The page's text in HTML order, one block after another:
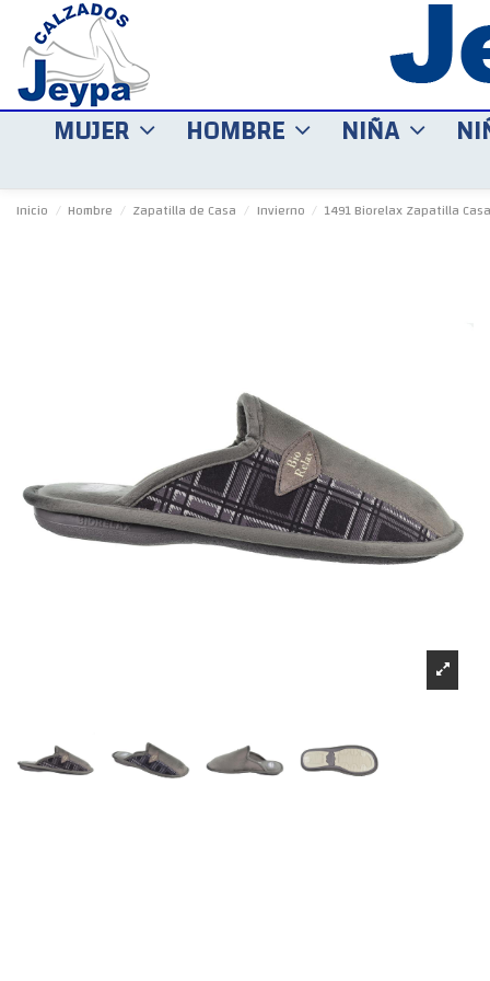
MUJER HOMBRE NIÑA
Inicio Hombre Zapatilla de Casa Invierno 1491 Biorelax Zapatilla